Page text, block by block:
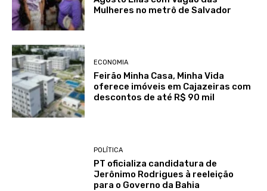
Mulheres no metrô de Salvador
ECONOMIA
Feirão Minha Casa, Minha Vida
oferece imóveis em Cajazeiras com
descontos de até R$ 90 mil
POLÍTICA
PT oficializa candidatura de
Jerônimo Rodrigues à reeleição
para o Governo da Bahia